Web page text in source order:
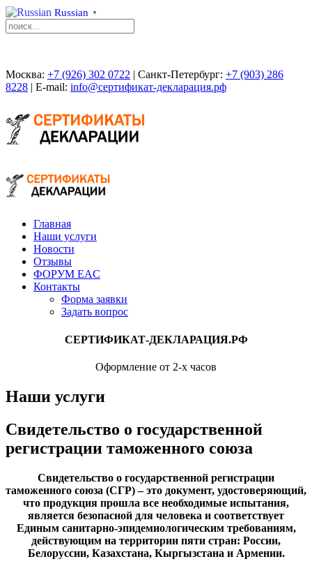
Russian ▼
Москва: +7 (926) 302 0722 | Санкт-Петербург: +7 (903) 286
8228 | E-mail: info@сертификат-декларация.рф
Главная
Наши услуги
Новости
Отзывы
ФОРУМ EAC
Контакты
Форма заявки
Задать вопрос
СЕРТИФИКАТ-ДЕКЛАРАЦИЯ.РФ
Оформление от 2-х часов
Наши услуги
Свидетельство о государственной
регистрации таможенного союза
Свидетельство о государственной регистрации
таможенного союза (СГР) – это документ, удостоверяющий,
что продукция прошла все необходимые испытания,
является безопасной для человека и соответствует
Единым санитарно-эпидемиологическим требованиям,
действующим на территории пяти стран: России,
Белоруссии, Казахстана, Кыргызстана и Армении.